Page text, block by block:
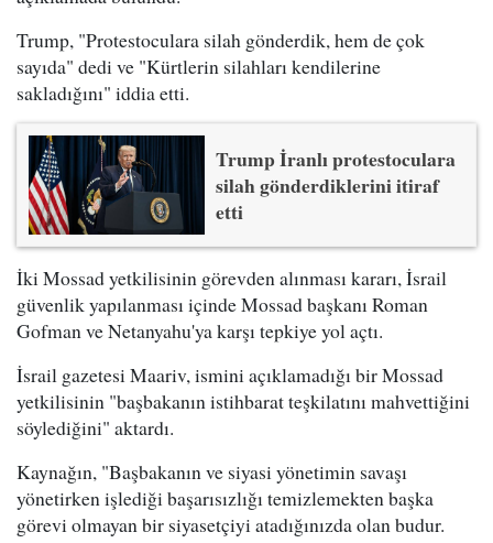
Trump, "Protestoculara silah gönderdik, hem de çok
sayıda" dedi ve "Kürtlerin silahları kendilerine
sakladığını" iddia etti.
Trump İranlı protestoculara
silah gönderdiklerini itiraf
etti
İki Mossad yetkilisinin görevden alınması kararı, İsrail
güvenlik yapılanması içinde Mossad başkanı Roman
Gofman ve Netanyahu'ya karşı tepkiye yol açtı.
İsrail gazetesi Maariv, ismini açıklamadığı bir Mossad
yetkilisinin "başbakanın istihbarat teşkilatını mahvettiğini
söylediğini" aktardı.
Kaynağın, "Başbakanın ve siyasi yönetimin savaşı
yönetirken işlediği başarısızlığı temizlemekten başka
görevi olmayan bir siyasetçiyi atadığınızda olan budur.